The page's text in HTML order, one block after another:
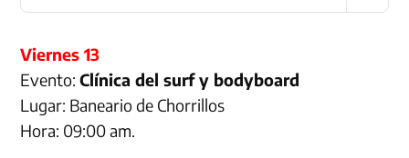
Viernes 13
Evento:Clínica del surf y bodyboard
Lugar: Baneario de Chorrillos
Hora: 09:00 am.